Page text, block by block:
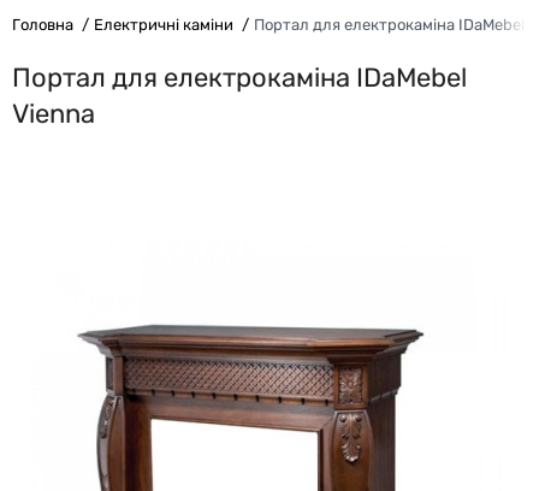
Головна Електричні каміни Портал для електрокаміна IDaMebel
Портал для електрокаміна IDaMebel
Vienna